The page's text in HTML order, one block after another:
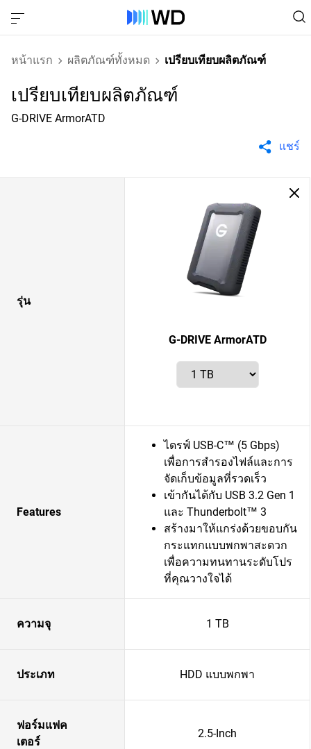
หน้าแรก ผลิตภัณฑ์ทั้งหมด เปรียบเทียบผลิตภัณฑ์
เปรียบเทียบผลิตภัณฑ์
G-DRIVE ArmorATD
แชร์
รุ่น
G-DRIVE ArmorATD
Features
ไดรฟ์ USB-C™ (5 Gbps)
เพื่อการสำรองไฟล์และการ
จัดเก็บข้อมูลที่รวดเร็ว
เข้ากันได้กับ USB 3.2 Gen 1
และ Thunderbolt™ 3
สร้างมาให้แกร่งด้วยขอบกัน
กระแทกแบบพกพาสะดวก
เพื่อความทนทานระดับโปร
ที่คุณวางใจได้
ความจุ 1 TB
ประเภท HDD แบบพกพา
ฟอร์มแฟค
เตอร์
2.5-Inch